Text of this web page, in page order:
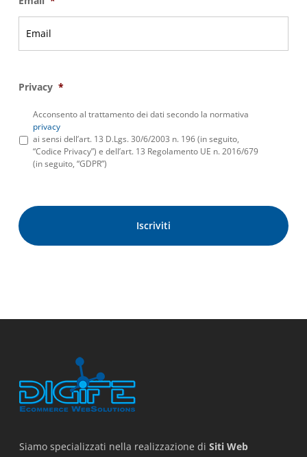
Privacy *
Acconsento al trattamento dei dati secondo la normativa
privacy
ai sensi dell’art. 13 D.Lgs. 30/6/2003 n. 196 (in seguito,
“Codice Privacy”) e dell’art. 13 Regolamento UE n. 2016/679
(in seguito, “GDPR”)
Siamo specializzati nella realizzazione di Siti Web